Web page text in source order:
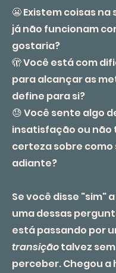
😬 Existem coisas na
já não funcionam
gostaria?
🫣 Você está com
para alcançar as
define para si?
😓 Você sente algo
insatisfação ou não
certeza sobre como
adiante?
Se você disse "sim"
uma dessas
está passando por
transiçãotalvez sem
perceber.Chegou a